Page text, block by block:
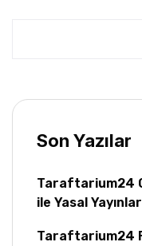
Son Yazılar
Taraftarium24
ile Yasal
Taraftarium24